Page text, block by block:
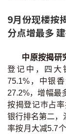
新闻/研究
公司动态
按市新闻
统计数据库
按揭快趣智识
9月份现楼按
分点增最多
中原按揭研
登记中，四大
75.1%，中银
27.2%，增幅最
按揭登记巿占
银行排名第二，
率按月大减5.7